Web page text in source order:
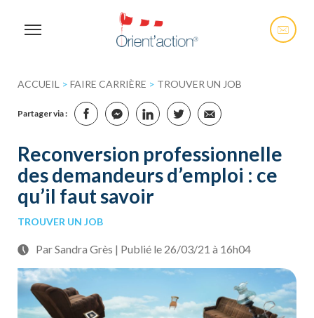
ACCUEIL > FAIRE CARRIÈRE > TROUVER UN JOB
Partager via :
Reconversion professionnelle
des demandeurs d’emploi : ce
qu’il faut savoir
TROUVER UN JOB
Par Sandra Grès | Publié le 26/03/21 à 16h04